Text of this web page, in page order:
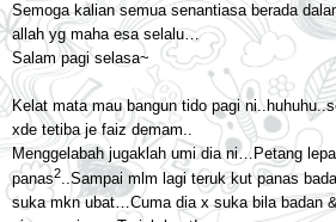
Semoga kalian semua senantiasa berada
allah yg maha esa selalu…
Salam pagi selasa~
Kelat mata mau bangun tido pagi
xde tetiba je faiz demam..
Menggelabah jugaklah umi dia ni…Petang
panas2..Sampai mlm lagi teruk kut panas
suka mkn ubat…Cuma dia x suka bila badan